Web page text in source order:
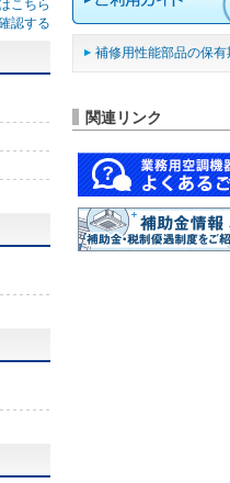
こちら
認する
補修用性能部品の保有
関連リンク